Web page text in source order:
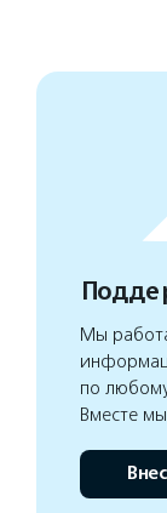
Мы
по
Вместе